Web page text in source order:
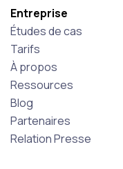
Entreprise
Études de cas
Tarifs
À propos
Ressources
Blog
Partenaires
Relation Presse